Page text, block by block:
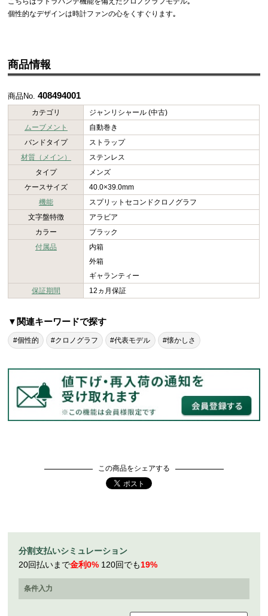
個性的なデザインは時計ファンの心をくすぐります｡
商品情報
商品No.408494001
カテゴリ
ジャンリシャール (中古)
ムーブメント
自動巻き
バンドタイプ
ストラップ
材質（メイン）
ステンレス
タイプ
メンズ
ケースサイズ
40.0×39.0mm
機能
スプリットセコンドクロノグラフ
文字盤特徴
アラビア
カラー
ブラック
付属品
内箱
外箱
ギャランティー
保証期間
12ヵ月保証
▼関連キーワードで探す
#個性的 #クロノグラフ #代表モデル #懐かしさ
この商品をシェアする
分割支払いシミュレーション
20回払いまで金利0% 120回でも19%
条件入力